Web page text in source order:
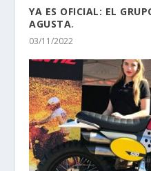
YA ES OFICIAL: EL
AGUSTA.
03/11/2022